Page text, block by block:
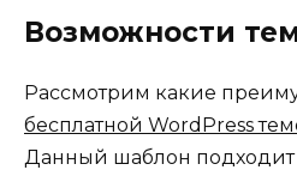
Возможности
Рассмотрим какие
бесплатной WordPress
Данный шаблон подходит